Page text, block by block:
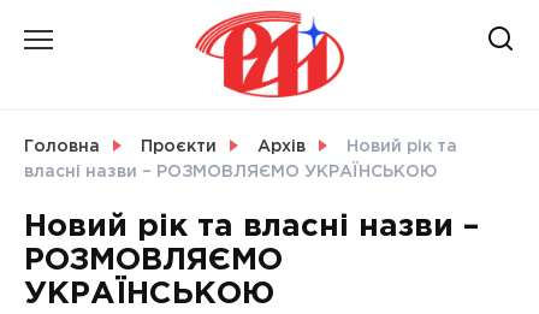
Головна Проєкти Архів
Новий рік та
власні назви – РОЗМОВЛЯЄМО УКРАЇНСЬКОЮ
Новий рік та власні назви –
РОЗМОВЛЯЄМО
УКРАЇНСЬКОЮ